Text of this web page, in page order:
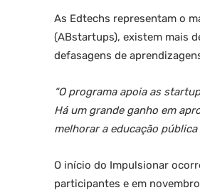
As Edtechs representam o
(ABstartups), existem mais
defasagens de
“O programa apoia as
Há um grande ganho em
melhorar a educação pública
O início do Impulsionar
participantes e em